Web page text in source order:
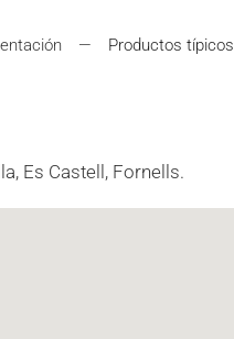
Productos típicos
Es Castell, Fornells.